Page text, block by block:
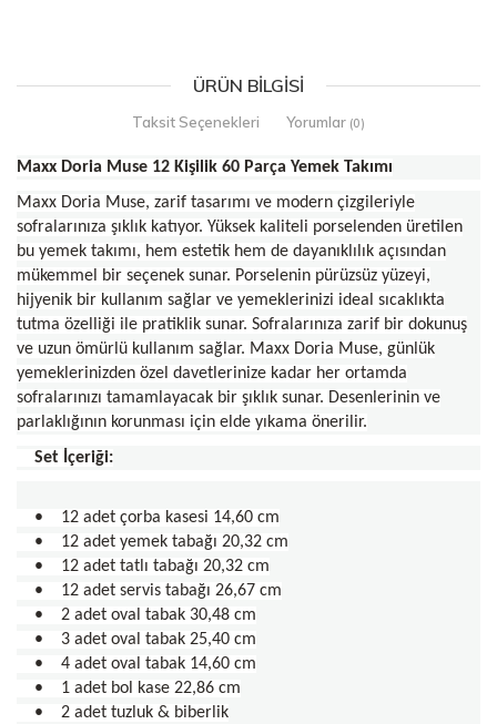
ÜRÜN BILGISI
Taksit Seçenekleri Yorumlar (0)
Maxx Doria Muse 12 Kişilik 60 Parça Yemek Takımı
Maxx Doria Muse, zarif tasarımı ve modern çizgileriyle
sofralarınıza şıklık katıyor. Yüksek kaliteli porselenden üretilen
bu yemek takımı, hem estetik hem de dayanıklılık açısından
mükemmel bir seçenek sunar. Porselenin pürüzsüz yüzeyi,
hijyenik bir kullanım sağlar ve yemeklerinizi ideal sıcaklıkta
tutma özelliği ile pratiklik sunar. Sofralarınıza zarif bir dokunuş
ve uzun ömürlü kullanım sağlar. Maxx Doria Muse, günlük
yemeklerinizden özel davetlerinize kadar her ortamda
sofralarınızı tamamlayacak bir şıklık sunar. Desenlerinin ve
parlaklığının korunması için elde yıkama önerilir.
Set İçeriği:
• 12 adet çorba kasesi 14,60 cm
• 12 adet yemek tabağı 20,32 cm
• 12 adet tatlı tabağı 20,32 cm
• 12 adet servis tabağı 26,67 cm
• 2 adet oval tabak 30,48 cm
• 3 adet oval tabak 25,40 cm
• 4 adet oval tabak 14,60 cm
• 1 adet bol kase 22,86 cm
• 2 adet tuzluk & biberlik